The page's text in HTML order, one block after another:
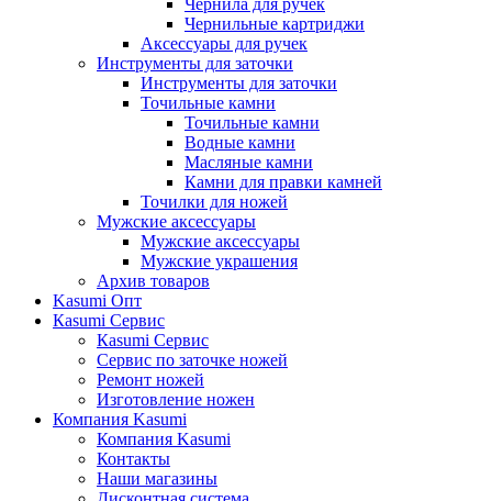
Чернильные картриджи
Аксессуары для ручек
Инструменты для заточки
Инструменты для заточки
Точильные камни
Точильные камни
Водные камни
Масляные камни
Камни для правки камней
Точилки для ножей
Мужские аксессуары
Мужские аксессуары
Мужские украшения
Архив товаров
Kasumi Опт
Кasumi Сервис
Кasumi Сервис
Сервис по заточке ножей
Ремонт ножей
Изготовление ножен
Компания Kasumi
Компания Kasumi
Контакты
Наши магазины